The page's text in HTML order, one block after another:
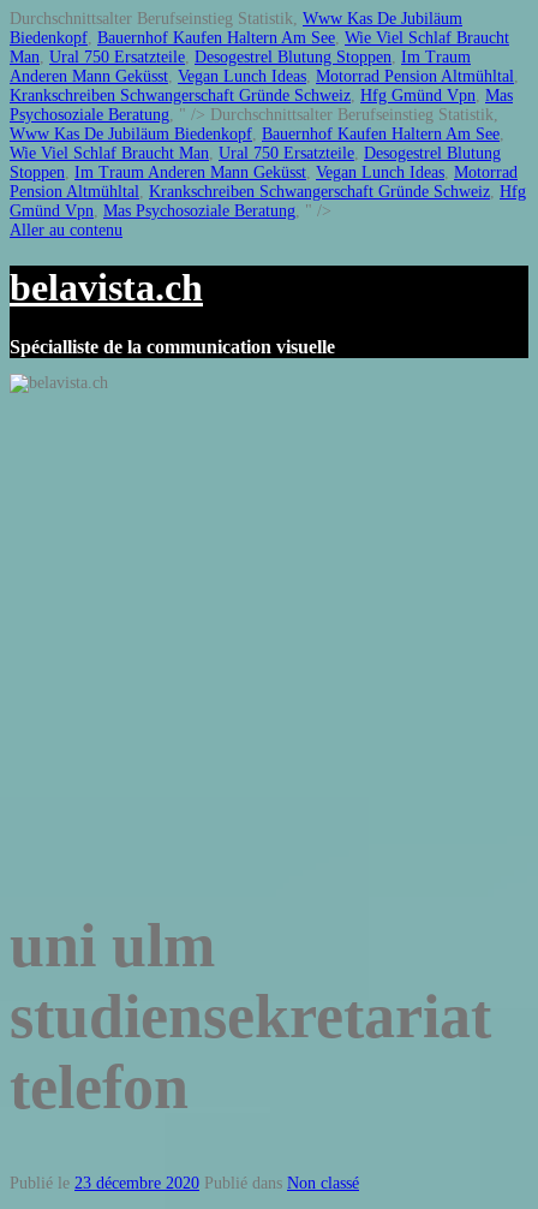
Durchschnittsalter Berufseinstieg Statistik, Www Kas De Jubiläum
Biedenkopf, Bauernhof Kaufen Haltern Am See, Wie Viel Schlaf Braucht
Man, Ural 750 Ersatzteile, Desogestrel Blutung Stoppen, Im Traum
Anderen Mann Geküsst, Vegan Lunch Ideas, Motorrad Pension Altmühltal,
Krankschreiben Schwangerschaft Gründe Schweiz, Hfg Gmünd Vpn, Mas
Psychosoziale Beratung, " /> Durchschnittsalter Berufseinstieg Statistik,
Www Kas De Jubiläum Biedenkopf, Bauernhof Kaufen Haltern Am See,
Wie Viel Schlaf Braucht Man, Ural 750 Ersatzteile, Desogestrel Blutung
Stoppen, Im Traum Anderen Mann Geküsst, Vegan Lunch Ideas, Motorrad
Pension Altmühltal, Krankschreiben Schwangerschaft Gründe Schweiz, Hfg
Gmünd Vpn, Mas Psychosoziale Beratung, " />
Aller au contenu
belavista.ch
Spécialliste de la communication visuelle
uni ulm
studiensekretariat
telefon
Publié le 23 décembre 2020 Publié dans Non classé